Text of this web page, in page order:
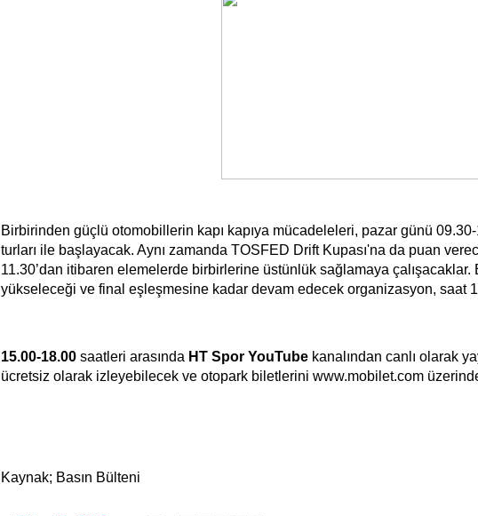
Birbirinden güçlü otomobillerin kapı kapıya mücadeleleri, pazar günü
turları ile başlayacak. Aynı zamanda TOSFED Drift Kupası'na da puan
11.30’dan itibaren elemelerde birbirlerine üstünlük sağlamaya
yükseleceği ve final eşleşmesine kadar devam edecek organizasyon, saat
15.00-18.00 saatleri arasında HT Spor YouTube kanalından canlı olarak
ücretsiz olarak izleyebilecek ve otopark biletlerini www.mobilet.com
Kaynak; Basın Bülteni